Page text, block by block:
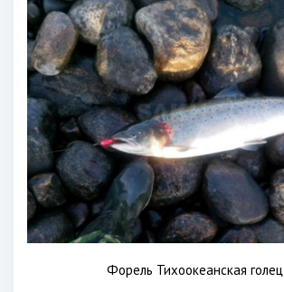
Форель Тихоокеанская голец